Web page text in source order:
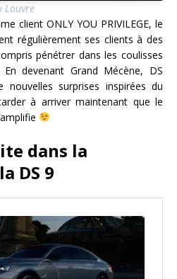
Louvre
client ONLY YOU PRIVILEGE, le
régulièrement ses clients à des
pénétrer dans les coulisses
devenant Grand Mécène, DS
nouvelles surprises inspirées du
à arriver maintenant que le
dans la
DS 9